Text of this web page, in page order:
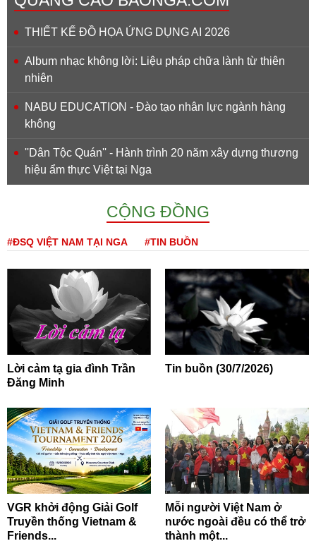
THIẾT KẾ ĐỒ HỌA ỨNG DỤNG AI 2026
Album nhạc không lời: Liệu pháp chữa lành từ thiên
nhiên
NABU EDUCATION - Đào tạo nhân lực ngành hàng
không
''Dân Tộc Quán'' - Hành trình 20 năm xây dựng thương
hiệu ẩm thực Việt tại Nga
CỘNG ĐỒNG
#ĐSQ VIỆT NAM TẠI NGA #TIN BUỒN
Lời cảm tạ gia đình Trần
Đăng Minh
Tin buồn (30/7/2026)
VGR khởi động Giải Golf
Truyền thống Vietnam &
Friends...
Mỗi người Việt Nam ở
nước ngoài đều có thể trở
thành một...